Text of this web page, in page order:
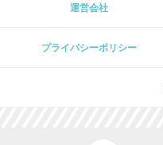
運営会社
プライパシーポリシー